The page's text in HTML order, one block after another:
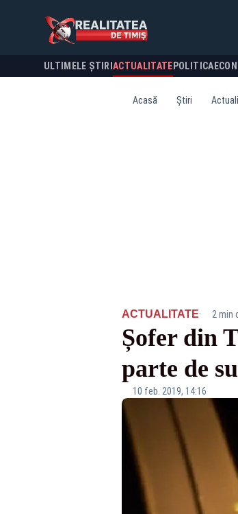
ULTIMELE ȘTIRI ACTUALITATE POLITICA
Acasă Știri
ACTUALITATE· 2 min
Șofer din
parte de
10 feb. 2019, 14:16